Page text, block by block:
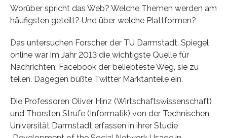
Worüber spricht das Web? Welche Themen werden am
häufigsten geteilt? Und über welche Plattformen?
Das untersuchen Forscher der TU Darmstadt. Spiegel
online war im Jahr 2013 die wichtigste Quelle für
Nachrichten; Facebook der beliebteste Weg, sie zu
teilen. Dagegen büßte Twitter Marktanteile ein.
Die Professoren Oliver Hinz (Wirtschaftswissenschaft)
und Thorsten Strufe (Informatik) von der Technischen
Universität Darmstadt erfassen in ihrer Studie